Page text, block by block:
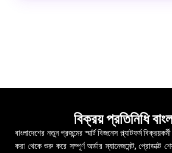
বিক্রয় প্রতিনিধি
বাংলাদেশের নতুন প্রজন্মের স্মার্ট বিজনেস প্ল্যাটফর্ম
করা থেকে শুরু করে সম্পূর্ণ অর্ডার ম্যানেজমেন্ট, প্রোডাক্ট